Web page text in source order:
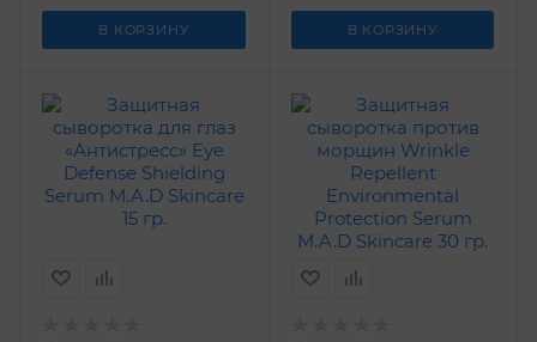
В КОРЗИНУ
60мл+14,7мл+2*28,4мл
В КОРЗИНУ